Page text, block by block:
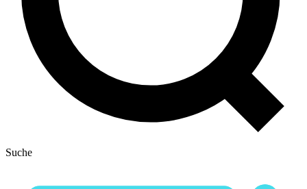
Suche